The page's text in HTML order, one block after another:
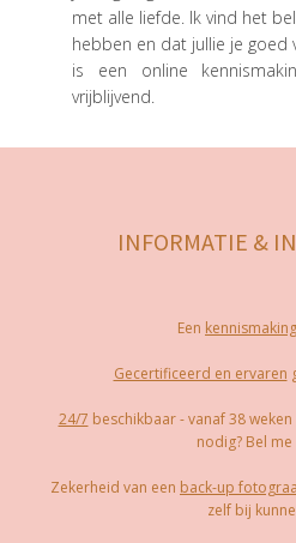
met alle liefde. Ik vind het
hebben en dat jullie je goed
is een online
vrijblijvend.
INFORMATIE &
Een
Gecertificeerd en ervaren
24/7 beschikbaar - vanaf 38
nodig? Bel me
Zekerheid van een back-up
zelf bij